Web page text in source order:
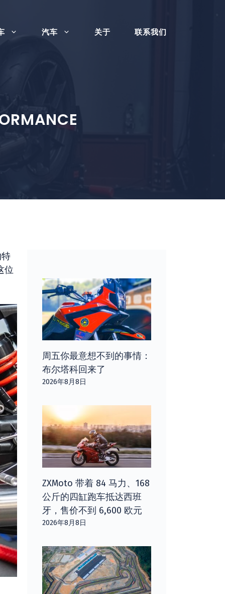
汽车 关于 联系我们
位
周五你最意想不到的事情：
布尔塔科回来了
2026年8月8日
ZXMoto 带着 84 马力、168
公斤的四缸跑车抵达西班
牙，售价不到 6,600 欧元
2026年8月8日